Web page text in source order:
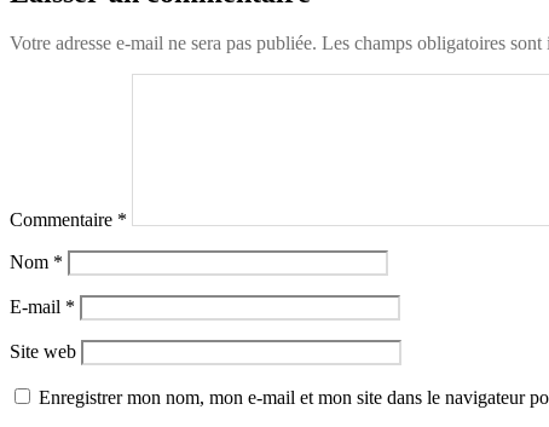
Votre adresse e-mail ne sera pas publiée. Les champs obligatoires sont
Commentaire *
Nom *
E-mail *
Site web
Enregistrer mon nom, mon e-mail et mon site dans le navigateur